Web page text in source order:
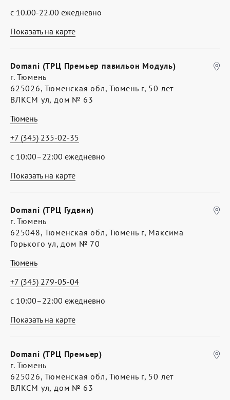
Показать на карте
с 10.00-22.00 ежедневно
Показать на карте
Domani (ТРЦ Премьер павильон Модуль)
г. Тюмень
625026, Тюменская обл, Тюмень г, 50 лет
ВЛКСМ ул, дом № 63
Тюмень
с 10:00–22:00 ежедневно
+7 (345) 235-02-35
Показать на карте
Domani (ТРЦ Гудвин)
г. Тюмень
625048, Тюменская обл, Тюмень г, Максима
Горького ул, дом № 70
Тюмень
с 10:00–22:00 ежедневно
+7 (345) 279-05-04
Domani (ТРЦ Премьер)
г. Тюмень
625026, Тюменская обл, Тюмень г, 50 лет
ВЛКСМ ул, дом № 63